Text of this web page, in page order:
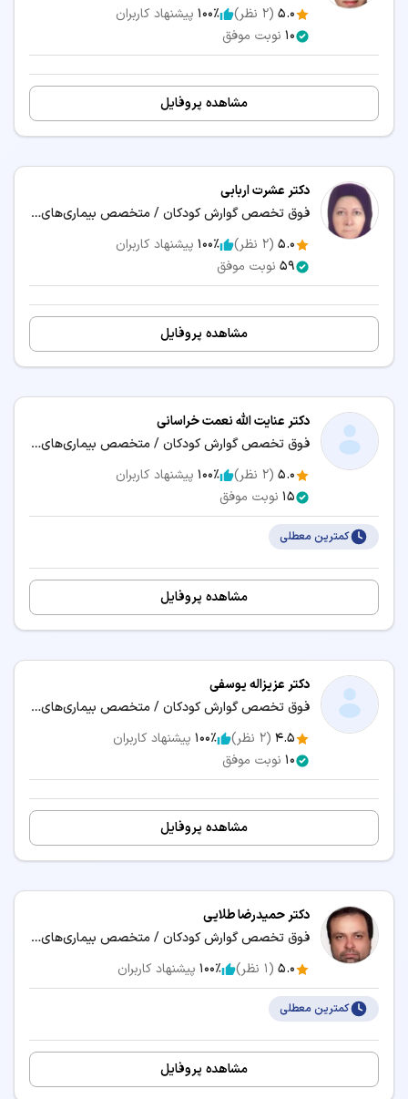
5.0
(
2 نظر) 100٪ پیشنهاد کاربران
10 نوبت موفق
مشاهده پروفایل
دکتر عشرت اربابی
فوق تخصص گوارش کودکان / متخصص بیماری‌های کودکان و نوزادان
5.0
(
2 نظر) 100٪ پیشنهاد کاربران
59 نوبت موفق
مشاهده پروفایل
دکتر عنایت الله نعمت خراسانی
فوق تخصص گوارش کودکان / متخصص بیماری‌های کودکان و نوزادان
5.0
(
2 نظر) 100٪ پیشنهاد کاربران
15 نوبت موفق
کمترین معطلی
مشاهده پروفایل
دکتر عزیزاله یوسفی
فوق تخصص گوارش کودکان / متخصص بیماری‌های کودکان و نوزادان
4.5
(
2 نظر) 100٪ پیشنهاد کاربران
10 نوبت موفق
مشاهده پروفایل
دکتر حمیدرضا طلایی
فوق تخصص گوارش کودکان / متخصص بیماری‌های کودکان و نوزادان
5.0
(
1 نظر) 100٪ پیشنهاد کاربران
کمترین معطلی
مشاهده پروفایل